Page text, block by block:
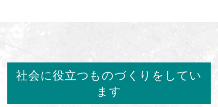
社会に役立つものづくりをしてい
ます